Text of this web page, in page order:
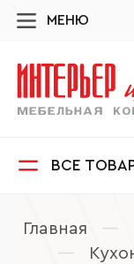
МЕНЮ
ВСЕ
Главная —
—